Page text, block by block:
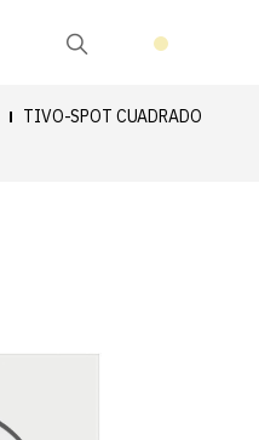
TIVO-SPOT CUADRADO